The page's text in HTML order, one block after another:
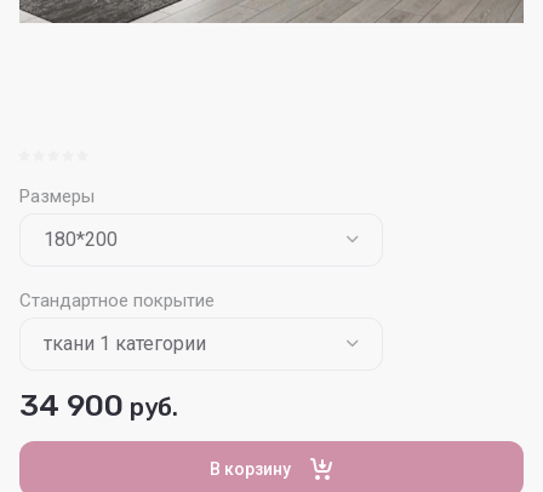
Размеры
Стандартное покрытие
34 900 руб.
В корзину